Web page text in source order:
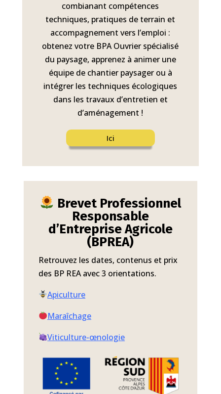
combianant compétences
techniques, pratiques de terrain et
accompagnement vers l’emploi :
obtenez votre BPA Ouvrier spécialisé
du paysage, apprenez à animer une
équipe de chantier paysager ou à
intégrer les techniques écologiques
dans les travaux d’entretien et
d’aménagement !
Ici
Brevet Professionnel
Responsable
d’Entreprise Agricole
(BPREA)
Retrouvez les dates, contenus et prix
des BP REA avec 3 orientations.
Apiculture
Maraîchage
Viticulture-œnologie